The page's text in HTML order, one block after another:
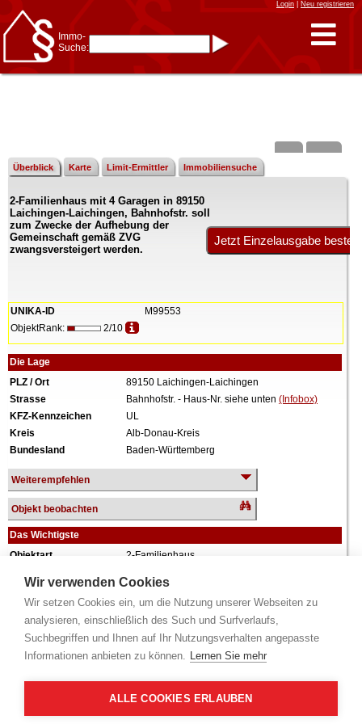
Wir verwenden Cookies
Wir setzen Cookies ein, um die Nutzung unserer Webseiten zu
analysieren, einschließlich des Such und Surfverlaufs,
Suchbegriffen und Ihnen auf Ihr Nutzungsverhalten angepasste
Informationen anbieten zu können. Lernen Sie mehr
ALLE COOKIES ERLAUBEN
Login| Neu registrieren
Immo-
Suche:
z.B.:15 Frankfurtfür
Frankfurt/Oder
und6 Frankfurtfür Frankfurt
Immobiliensuche
nach Kreis
nach Amtsgericht
Überblick Karte Limit-Ermittler Immobiliensuche
2-Familienhaus mit 4 Garagen in 89150
Laichingen-Laichingen, Bahnhofstr. soll
zum Zwecke der Aufhebung der
Gemeinschaft gemäß ZVG
zwangsversteigert werden.
UNIKA-ID
M99553
ObjektRank:
2/10
Die Lage
PLZ / Ort
89150 Laichingen-Laichingen
Strasse
Bahnhofstr. - Haus-Nr. siehe unten (Infobox)
KFZ-Kennzeichen
UL
Kreis
Alb-Donau-Kreis
Bundesland
Baden-Württemberg
Weiterempfehlen
Objekt beobachten
Das Wichtigste
Objektart
2-Familienhaus
Wiederholungstermin
Nein
Termin
siehe unten(Infobox)
Baujahr
vor 1900
Grundstück
659 m²
Nutzfläche
132 m²
vollunterkellert, 4 Garagen,
renovierungsbedürftig,